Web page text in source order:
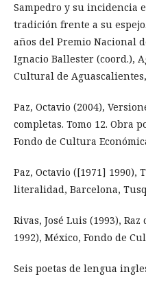
Sampedro y su incidencia
tradición frente a su
años del Premio Nacional
Ignacio Ballester (coord.),
Cultural de
Paz, Octavio (2004),
completas. Tomo 12. Obra
Fondo de Cultura
Paz, Octavio ([1971]
literalidad, Barcelona,
Rivas, José Luis (1993),
1992), México, Fondo de
Seis poetas de lengua